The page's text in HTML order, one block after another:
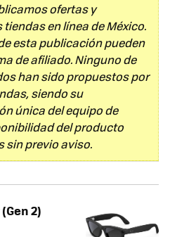
ofertas y
en línea de México.
esta publicación pueden
de afiliado. Ninguno de
han sido propuestos por
siendo su
única del equipo de
del producto
sin previo aviso.
2)